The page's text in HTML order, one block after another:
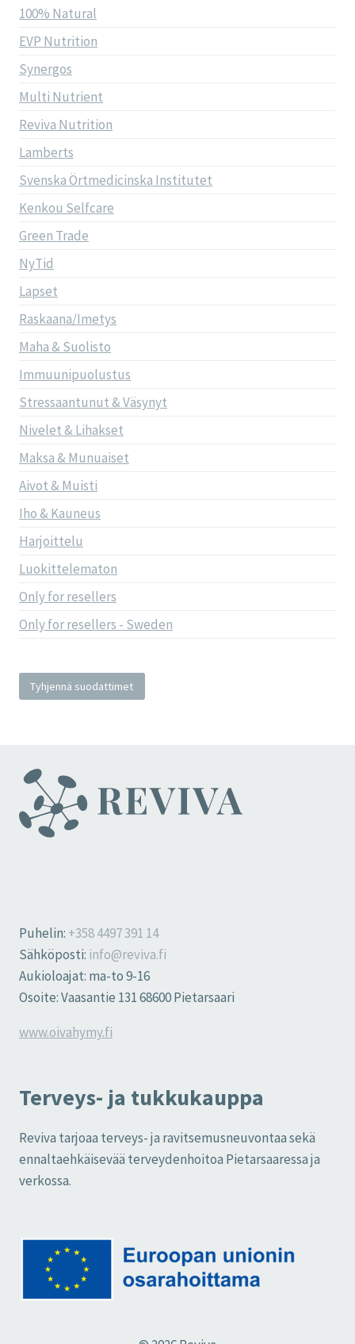
100% Natural
EVP Nutrition
Synergos
Multi Nutrient
Reviva Nutrition
Lamberts
Svenska Örtmedicinska Institutet
Kenkou Selfcare
Green Trade
NyTid
Lapset
Raskaana/Imetys
Maha & Suolisto
Immuunipuolustus
Stressaantunut & Väsynyt
Nivelet & Lihakset
Maksa & Munuaiset
Aivot & Muisti
Iho & Kauneus
Harjoittelu
Luokittelematon
Only for resellers
Only for resellers - Sweden
Tyhjennä suodattimet
Puhelin: +358 4497 391 14
Sähköposti: info@reviva.fi
Aukioloajat: ma-to 9-16
Osoite: Vaasantie 131 68600 Pietarsaari
www.oivahymy.fi
Terveys- ja tukkukauppa
Reviva tarjoaa terveys- ja ravitsemusneuvontaa sekä
ennaltaehkäisevää terveydenhoitoa Pietarsaaressa ja
verkossa.